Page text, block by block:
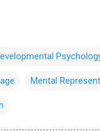
Mental